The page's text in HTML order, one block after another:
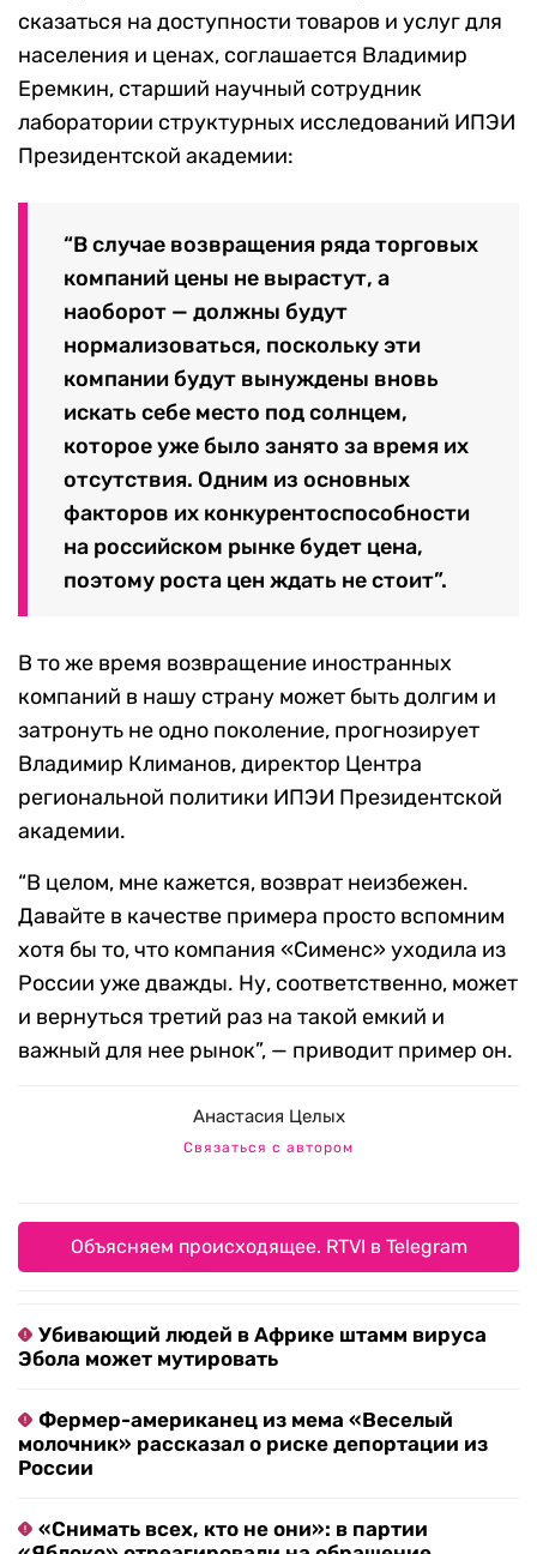
сказаться на доступности товаров и услуг для
населения и ценах, соглашается Владимир
Еремкин, старший научный сотрудник
лаборатории структурных исследований ИПЭИ
Президентской академии:
“В случае возвращения ряда торговых
компаний цены не вырастут, а
наоборот — должны будут
нормализоваться, поскольку эти
компании будут вынуждены вновь
искать себе место под солнцем,
которое уже было занято за время их
отсутствия. Одним из основных
факторов их конкурентоспособности
на российском рынке будет цена,
поэтому роста цен ждать не стоит”.
В то же время возвращение иностранных
компаний в нашу страну может быть долгим и
затронуть не одно поколение, прогнозирует
Владимир Климанов, директор Центра
региональной политики ИПЭИ Президентской
академии.
“В целом, мне кажется, возврат неизбежен.
Давайте в качестве примера просто вспомним
хотя бы то, что компания «Сименс» уходила из
России уже дважды. Ну, соответственно, может
и вернуться третий раз на такой емкий и
важный для нее рынок”, — приводит пример он.
Анастасия Целых
Связаться с автором
Объясняем происходящее. RTVI в Telegram
Убивающий людей в Африке штамм вируса
Эбола может мутировать
Фермер-американец из мема «Веселый
молочник» рассказал о риске депортации из
России
«Снимать всех, кто не они»: в партии